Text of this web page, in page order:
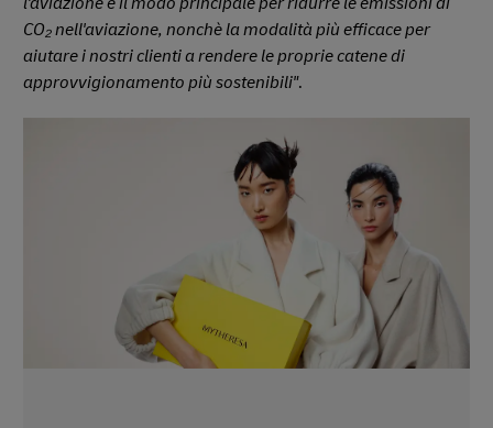
CO₂ nell'aviazione, nonchè la modalità più efficace per
aiutare i nostri clienti a rendere le proprie catene di
approvvigionamento più sostenibili".